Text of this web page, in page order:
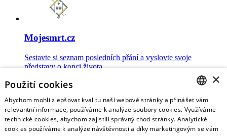
Mojesmrt.cz
Sestavte si seznam posledních přání a vyslovte svoje
představy o konci života
Data o umírání
CZECH
ENGLISH
×
Použití cookies
Abychom mohli zlepšovat kvalitu naší webové stránky a přinášet vám
relevantní informace, používáme k analýze soubory cookies. Využíváme
technické cookies, abychom zajistili správný chod stránky. Analytické
cookies používáme k analýze návštěvnosti a díky marketingovým se vám